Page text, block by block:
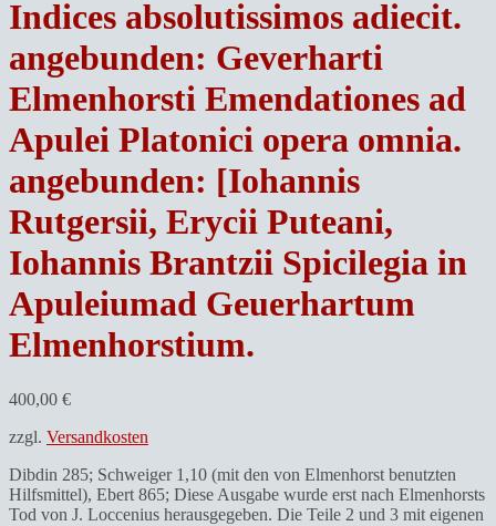
Indices absolutissimos adiecit.
angebunden: Geverharti
Elmenhorsti Emendationes ad
Apulei Platonici opera omnia.
angebunden: [Iohannis
Rutgersii, Erycii Puteani,
Iohannis Brantzii Spicilegia in
Apuleiumad Geuerhartum
Elmenhorstium.
400,00 €
zzgl. Versandkosten
Dibdin 285; Schweiger 1,10 (mit den von Elmenhorst benutzten
Hilfsmittel), Ebert 865; Diese Ausgabe wurde erst nach Elmenhorsts
Tod von J. Loccenius herausgegeben. Die Teile 2 und 3 mit eigenen